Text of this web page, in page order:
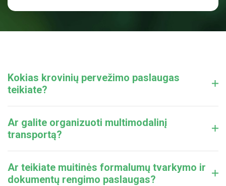
Kokias krovinių pervežimo paslaugas
teikiate?
Ar galite organizuoti multimodalinį
transportą?
Ar teikiate muitinės formalumų tvarkymo ir
dokumentų rengimo paslaugas?